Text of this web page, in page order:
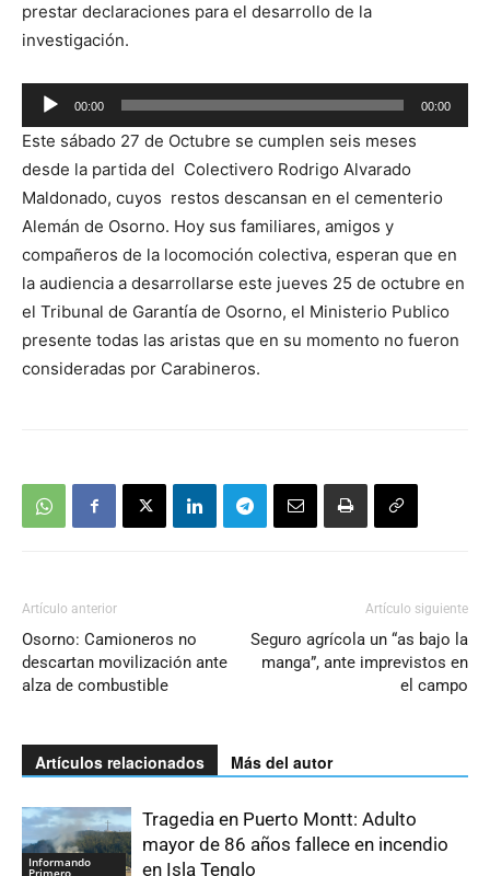
prestar declaraciones para el desarrollo de la
investigación.
Reproductor
de
audio
00:00 00:00
Este sábado 27 de Octubre se cumplen seis meses
desde la partida del Colectivero Rodrigo Alvarado
Maldonado, cuyos restos descansan en el cementerio
Alemán de Osorno. Hoy sus familiares, amigos y
compañeros de la locomoción colectiva, esperan que en
la audiencia a desarrollarse este jueves 25 de octubre en
el Tribunal de Garantía de Osorno, el Ministerio Publico
presente todas las aristas que en su momento no fueron
consideradas por Carabineros.
Artículo anterior
Osorno: Camioneros no
descartan movilización ante
alza de combustible
Artículo siguiente
Seguro agrícola un “as bajo la
manga”, ante imprevistos en
el campo
Artículos relacionados Más del autor
Informando
Primero
Tragedia en Puerto Montt: Adulto
mayor de 86 años fallece en incendio
en Isla Tenglo